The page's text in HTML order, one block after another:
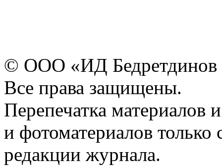
© ООО «ИД
Все права защищены.
Перепечатка материалов
и фотоматериалов
редакции журнала.